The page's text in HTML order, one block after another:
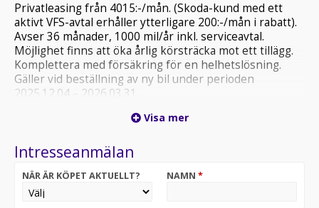
Privatleasing från 4015:-/mån. (Skoda-kund med ett
aktivt VFS-avtal erhåller ytterligare 200:-/mån i rabatt).
Avser 36 månader, 1000 mil/år inkl. serviceavtal.
Möjlighet finns att öka årlig körsträcka mot ett tillägg.
Komplettera med försäkring för en helhetslösning.
Gäller vid beställning av ny bil under perioden
2025.12.04 – 2026.03.31.
Kontakta säljare för mer information.
Vi tar gärna emot din nuvarande bil i inbyte. Våra nya
Demobilar levereras alltid med kvarvarande
nybilsgaranti. Ni som köpare har även möjlighet att
Visa mer
Intresseanmälan
NÄR ÄR KÖPET AKTUELLT? NAMN *